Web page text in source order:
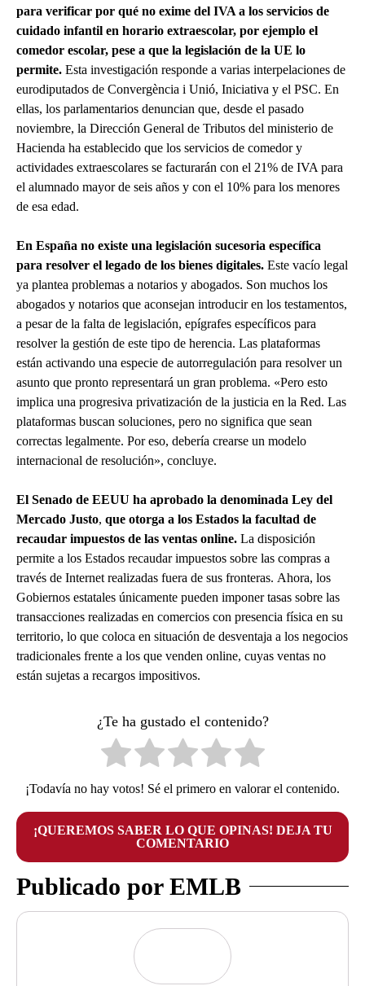
para verificar por qué no exime del IVA a los servicios de
cuidado infantil en horario extraescolar, por ejemplo el
comedor escolar, pese a que la legislación de la UE lo
permite. Esta investigación responde a varias interpelaciones de
eurodiputados de Convergència i Unió, Iniciativa y el PSC. En
ellas, los parlamentarios denuncian que, desde el pasado
noviembre, la Dirección General de Tributos del ministerio de
Hacienda ha establecido que los servicios de comedor y
actividades extraescolares se facturarán con el 21% de IVA para
el alumnado mayor de seis años y con el 10% para los menores
de esa edad.
En España no existe una legislación sucesoria específica
para resolver el legado de los bienes digitales. Este vacío legal
ya plantea problemas a notarios y abogados. Son muchos los
abogados y notarios que aconsejan introducir en los testamentos,
a pesar de la falta de legislación, epígrafes específicos para
resolver la gestión de este tipo de herencia. Las plataformas
están activando una especie de autorregulación para resolver un
asunto que pronto representará un gran problema. «Pero esto
implica una progresiva privatización de la justicia en la Red. Las
plataformas buscan soluciones, pero no significa que sean
correctas legalmente. Por eso, debería crearse un modelo
internacional de resolución», concluye.
El Senado de EEUU ha aprobado la denominada Ley del
Mercado Justo, que otorga a los Estados la facultad de
recaudar impuestos de las ventas online. La disposición
permite a los Estados recaudar impuestos sobre las compras a
través de Internet realizadas fuera de sus fronteras. Ahora, los
Gobiernos estatales únicamente pueden imponer tasas sobre las
transacciones realizadas en comercios con presencia física en su
territorio, lo que coloca en situación de desventaja a los negocios
tradicionales frente a los que venden online, cuyas ventas no
están sujetas a recargos impositivos.
¿Te ha gustado el contenido?
¡Todavía no hay votos! Sé el primero en valorar el contenido.
¡QUEREMOS SABER LO QUE OPINAS! DEJA TU
COMENTARIO
Publicado por EMLB